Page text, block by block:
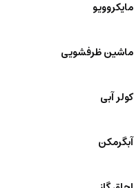
مایکروویو
ماشین ظرفشویی
کولر آبی
آبگرمکن